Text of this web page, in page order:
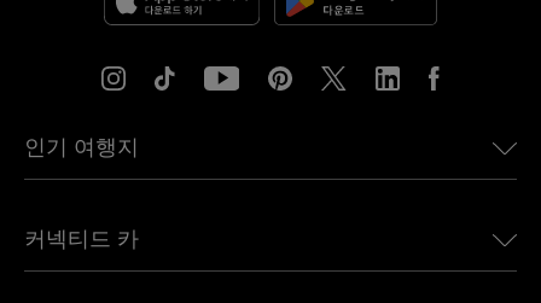
인기 여행지
유럽용 eSIM
커넥티드 카